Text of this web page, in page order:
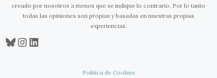
creado por nosotros a menos que se indique lo contrario. Por lo tanto
todas las opiniones son propias y basadas en nuestras propias
experiencias.
Bluesky InstagramLinkedIn
Política de Cookies